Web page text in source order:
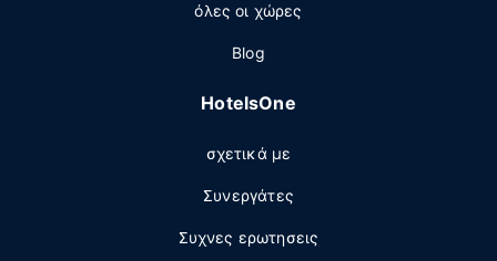
όλες οι χώρες
Blog
HotelsOne
σχετικά με
Συνεργάτες
Συχνες ερωτησεις